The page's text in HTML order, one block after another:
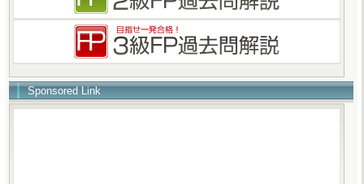
Sponsored Link